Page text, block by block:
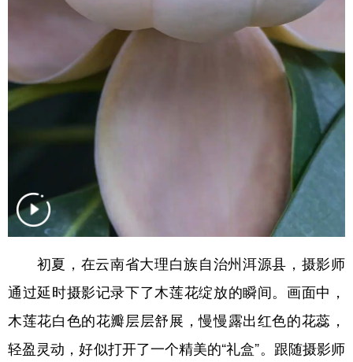
初夏，在云南省大理白族自治州洱源县，摄影师
通过延时摄影记录下了木莲花绽放的瞬间。画面中，
木莲花白色的花瓣层层舒展，慢慢露出红色的花蕊，
轻盈灵动，好似打开了一个精美的“礼盒”。跟随摄影师